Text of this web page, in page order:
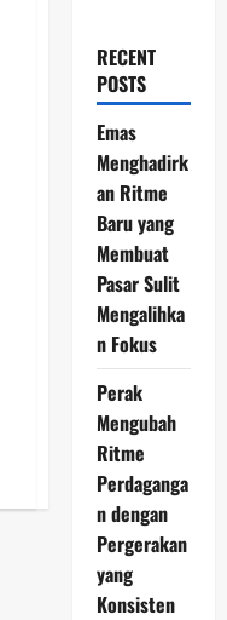
RECENT
POSTS
Emas
Menghadirk
an Ritme
Baru yang
Membuat
Pasar Sulit
Mengalihka
n Fokus
Perak
Mengubah
Ritme
Perdaganga
n dengan
Pergerakan
yang
Konsisten